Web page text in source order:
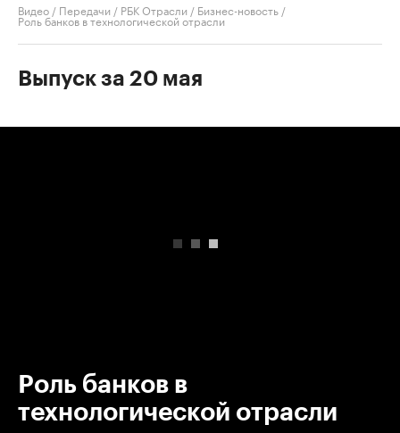
Видео / Передачи / РБК Отрасли / Бизнес-новость /
Роль банков в технологической отрасли
Выпуск за 20 мая
Роль банков в
технологической отрасли